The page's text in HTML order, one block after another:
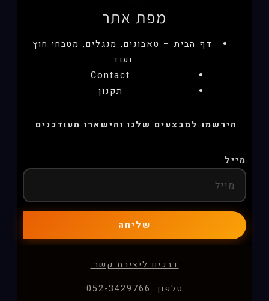
מפת אתר
דף הבית – טאבונים, מנגלים, מטבחי חוץ
ועוד
Contact
תקנון
הירשמו למבצעים שלנו והישארו מעודכנים
מייל
שליחה
דרכים ליצירת קשר:
טלפון: 052-3429766